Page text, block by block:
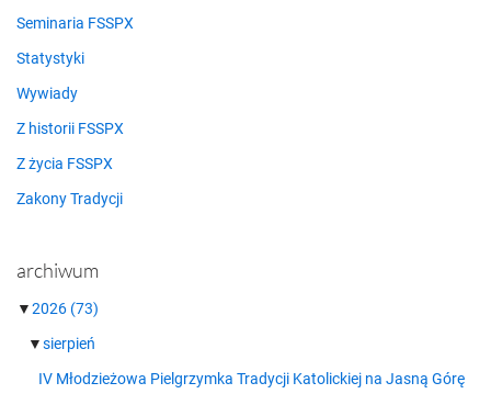
Seminaria FSSPX
Statystyki
Wywiady
Z historii FSSPX
Z życia FSSPX
Zakony Tradycji
archiwum
▼2026 (73)
▼sierpień
IV Młodzieżowa Pielgrzymka Tradycji Katolickiej na Jasną Górę